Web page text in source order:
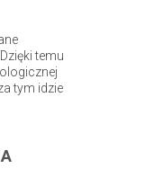
temu
tym idzie